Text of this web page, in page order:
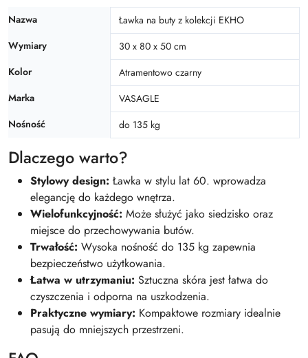
Nazwa
Ławka na buty z kolekcji EKHO
Wymiary
30 x 80 x 50 cm
Kolor
Atramentowo czarny
Marka
VASAGLE
Nośność
do 135 kg
Dlaczego warto?
Stylowy design: Ławka w stylu lat 60. wprowadza
elegancję do każdego wnętrza.
Wielofunkcyjność: Może służyć jako siedzisko oraz
miejsce do przechowywania butów.
Trwałość: Wysoka nośność do 135 kg zapewnia
bezpieczeństwo użytkowania.
Łatwa w utrzymaniu: Sztuczna skóra jest łatwa do
czyszczenia i odporna na uszkodzenia.
Praktyczne wymiary: Kompaktowe rozmiary idealnie
pasują do mniejszych przestrzeni.